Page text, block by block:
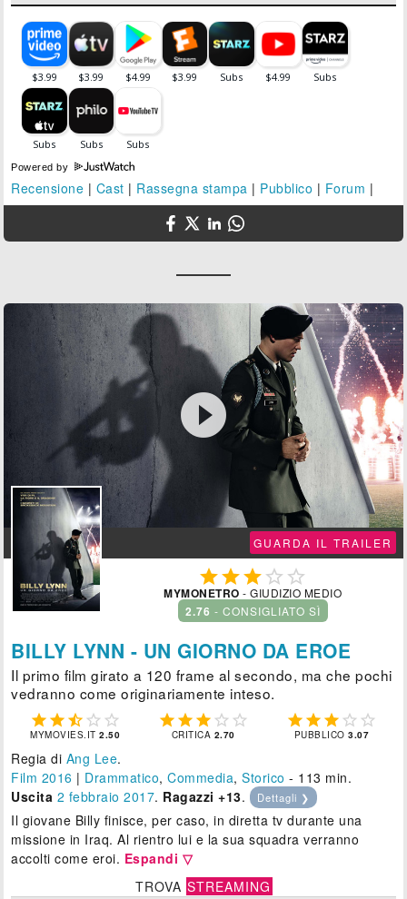
Powered by
Recensione | Cast | Rassegna stampa | Pubblico | Forum |

GUARDA IL TRAILER
  
MYMONETRO - GIUDIZIO MEDIO
2.76 - CONSIGLIATO SÌ
BILLY LYNN - UN GIORNO DA EROE
Il primo film girato a 120 frame al secondo, ma che pochi
vedranno come originariamente inteso.
    
MYMOVIES.IT2.50
    
CRITICA 2.70
    
PUBBLICO3.07
Regia di Ang Lee.
Film 2016 | Drammatico,Commedia,Storico - 113 min.
Uscita 2 febbraio 2017. Ragazzi +13. Dettagli ❯
Il giovane Billy finisce, per caso, in diretta tv durante una
missione in Iraq. Al rientro lui e la sua squadra verranno
accolti come eroi. Espandi ▽
TROVA STREAMING